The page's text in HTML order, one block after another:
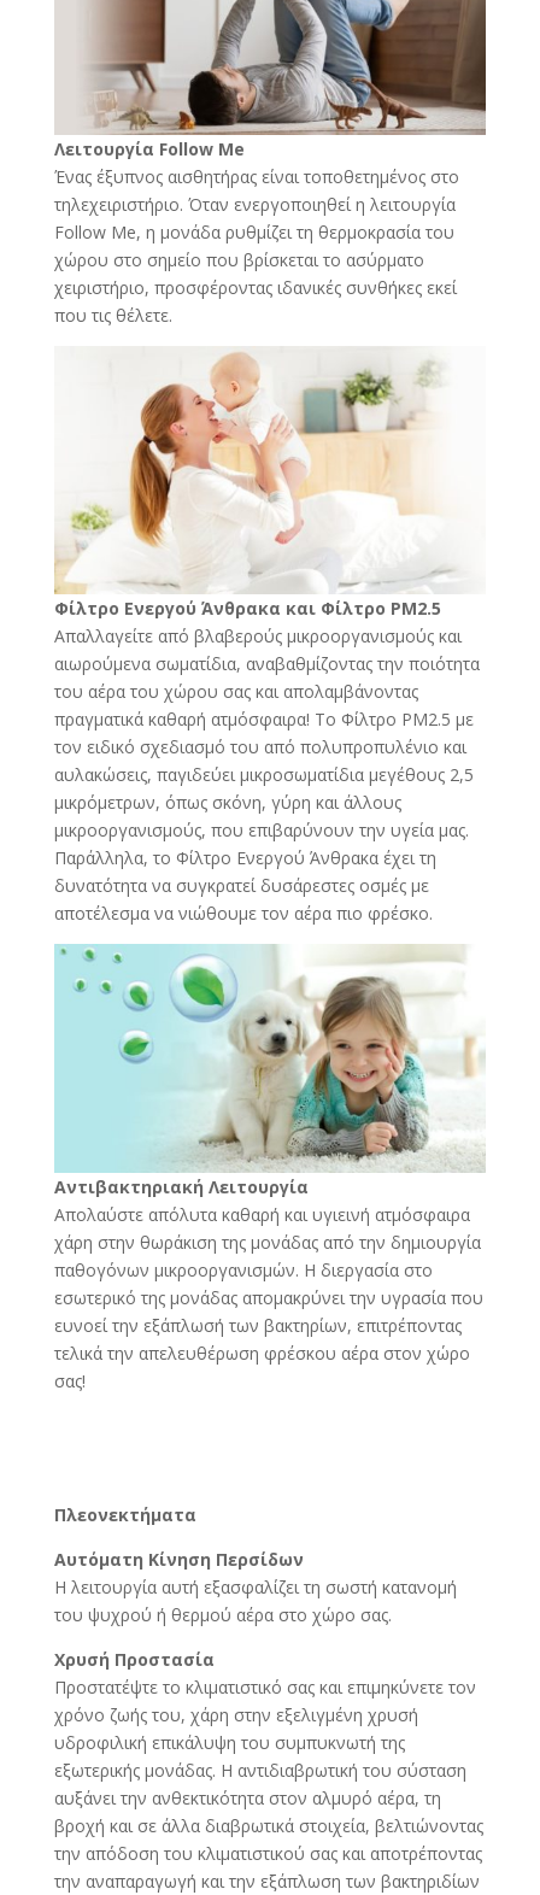
Λειτουργία Follow Me
Ένας έξυπνος αισθητήρας είναι τοποθετημένος στο
τηλεχειριστήριο. Όταν ενεργοποιηθεί η λειτουργία
Follow Me, η μονάδα ρυθμίζει τη θερμοκρασία του
χώρου στο σημείο που βρίσκεται το ασύρματο
χειριστήριο, προσφέροντας ιδανικές συνθήκες εκεί
που τις θέλετε.
Φίλτρο Ενεργού Άνθρακα και Φίλτρο PM2.5
Απαλλαγείτε από βλαβερούς μικροοργανισμούς και
αιωρούμενα σωματίδια, αναβαθμίζοντας την ποιότητα
του αέρα του χώρου σας και απολαμβάνοντας
πραγματικά καθαρή ατμόσφαιρα! Το Φίλτρο PM2.5 με
τον ειδικό σχεδιασμό του από πολυπροπυλένιο και
αυλακώσεις, παγιδεύει μικροσωματίδια μεγέθους 2,5
μικρόμετρων, όπως σκόνη, γύρη και άλλους
μικροοργανισμούς, που επιβαρύνουν την υγεία μας.
Παράλληλα, το Φίλτρο Ενεργού Άνθρακα έχει τη
δυνατότητα να συγκρατεί δυσάρεστες οσμές με
αποτέλεσμα να νιώθουμε τον αέρα πιο φρέσκο.
Αντιβακτηριακή Λειτουργία
Απολαύστε απόλυτα καθαρή και υγιεινή ατμόσφαιρα
χάρη στην θωράκιση της μονάδας από την δημιουργία
παθογόνων μικροοργανισμών. Η διεργασία στο
εσωτερικό της μονάδας απομακρύνει την υγρασία που
ευνοεί την εξάπλωσή των βακτηρίων, επιτρέποντας
τελικά την απελευθέρωση φρέσκου αέρα στον χώρο
σας!
Πλεονεκτήματα
Αυτόματη Κίνηση Περσίδων
H λειτουργία αυτή εξασφαλίζει τη σωστή κατανομή
του ψυχρού ή θερμού αέρα στο χώρο σας.
Χρυσή Προστασία
Προστατέψτε το κλιματιστικό σας και επιμηκύνετε τον
χρόνο ζωής του, χάρη στην εξελιγμένη χρυσή
υδροφιλική επικάλυψη του συμπυκνωτή της
εξωτερικής μονάδας. Η αντιδιαβρωτική του σύσταση
αυξάνει την ανθεκτικότητα στον αλμυρό αέρα, τη
βροχή και σε άλλα διαβρωτικά στοιχεία, βελτιώνοντας
την απόδοση του κλιματιστικού σας και αποτρέποντας
την αναπαραγωγή και την εξάπλωση των βακτηριδίων